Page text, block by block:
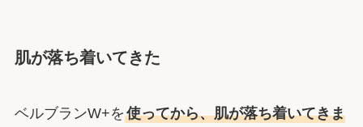
肌が落ち着いてきた
ベルブランW+を使ってから、肌が落ち着いてきま